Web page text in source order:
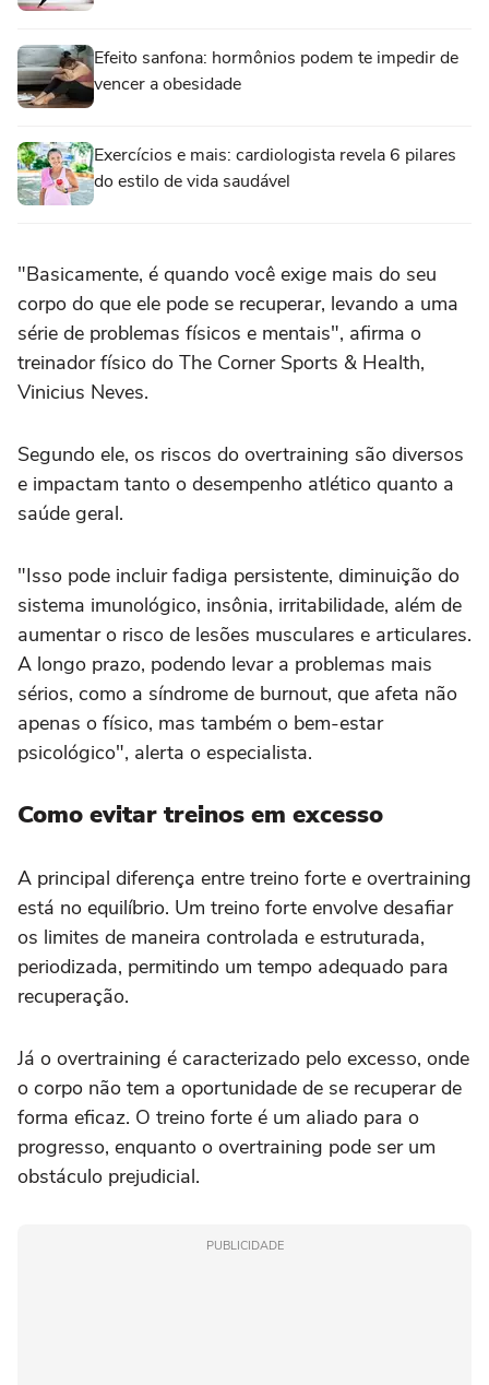
Efeito sanfona: hormônios podem te impedir de
vencer a obesidade
Exercícios e mais: cardiologista revela 6 pilares
do estilo de vida saudável
"Basicamente, é quando você exige mais do seu
corpo do que ele pode se recuperar, levando a uma
série de problemas físicos e mentais", afirma o
treinador físico do The Corner Sports & Health,
Vinicius Neves.
Segundo ele, os riscos do overtraining são diversos
e impactam tanto o desempenho atlético quanto a
saúde geral.
"Isso pode incluir fadiga persistente, diminuição do
sistema imunológico, insônia, irritabilidade, além de
aumentar o risco de lesões musculares e articulares.
A longo prazo, podendo levar a problemas mais
sérios, como a síndrome de burnout, que afeta não
apenas o físico, mas também o bem-estar
psicológico", alerta o especialista.
Como evitar treinos em excesso
A principal diferença entre treino forte e overtraining
está no equilíbrio. Um treino forte envolve desafiar
os limites de maneira controlada e estruturada,
periodizada, permitindo um tempo adequado para
recuperação.
Já o overtraining é caracterizado pelo excesso, onde
o corpo não tem a oportunidade de se recuperar de
forma eficaz. O treino forte é um aliado para o
progresso, enquanto o overtraining pode ser um
obstáculo prejudicial.
PUBLICIDADE